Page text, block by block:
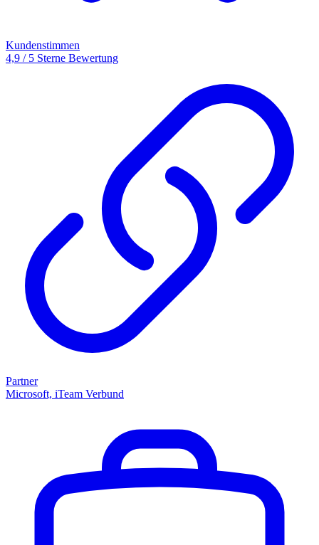
Kundenstimmen
4,9 / 5 Sterne Bewertung
Partner
Microsoft, iTeam Verbund